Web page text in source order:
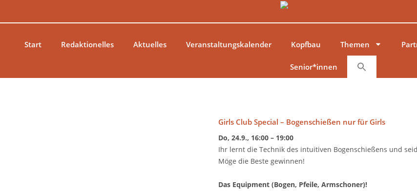
Start
Redaktionelles Aktuelles Veranstaltungskalender Kopfbau Themen
Senior*innen
Girls Club Special – Bogenschießen nur für Girls
Do, 24.9., 16:00 – 19:00
Ihr lernt die Technik des intuitiven Bogenschießens und
Möge die Beste gewinnen!
Das Equipment (Bogen, Pfeile, Armschoner)!